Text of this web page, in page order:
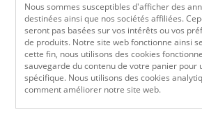
Nous sommes susceptibles d'afficher des
destinées ainsi que nos sociétés affiliées.
seront pas basées sur vos intérêts ou vos
de produits. Notre site web fonctionne ainsi
cette fin, nous utilisons des cookies
sauvegarde du contenu de votre panier pour
spécifique. Nous utilisons des cookies
comment améliorer notre site web.